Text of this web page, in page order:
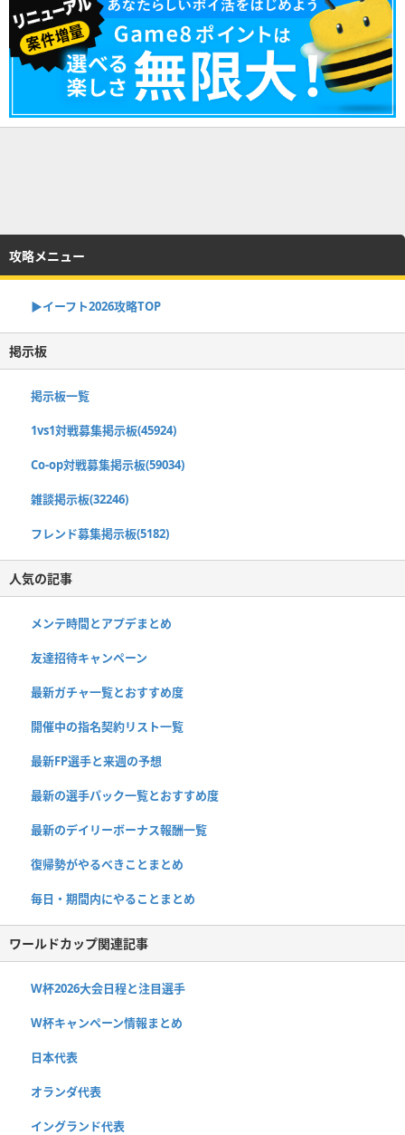
攻略メニュー
▶イーフト2026攻略TOP
掲示板
掲示板一覧
1vs1対戦募集掲示板(45924)
Co-op対戦募集掲示板(59034)
雑談掲示板(32246)
フレンド募集掲示板(5182)
人気の記事
メンテ時間とアプデまとめ
友達招待キャンペーン
最新ガチャ一覧とおすすめ度
開催中の指名契約リスト一覧
最新FP選手と来週の予想
最新の選手パック一覧とおすすめ度
最新のデイリーボーナス報酬一覧
復帰勢がやるべきことまとめ
毎日・期間内にやることまとめ
ワールドカップ関連記事
W杯2026大会日程と注目選手
W杯キャンペーン情報まとめ
日本代表
オランダ代表
イングランド代表